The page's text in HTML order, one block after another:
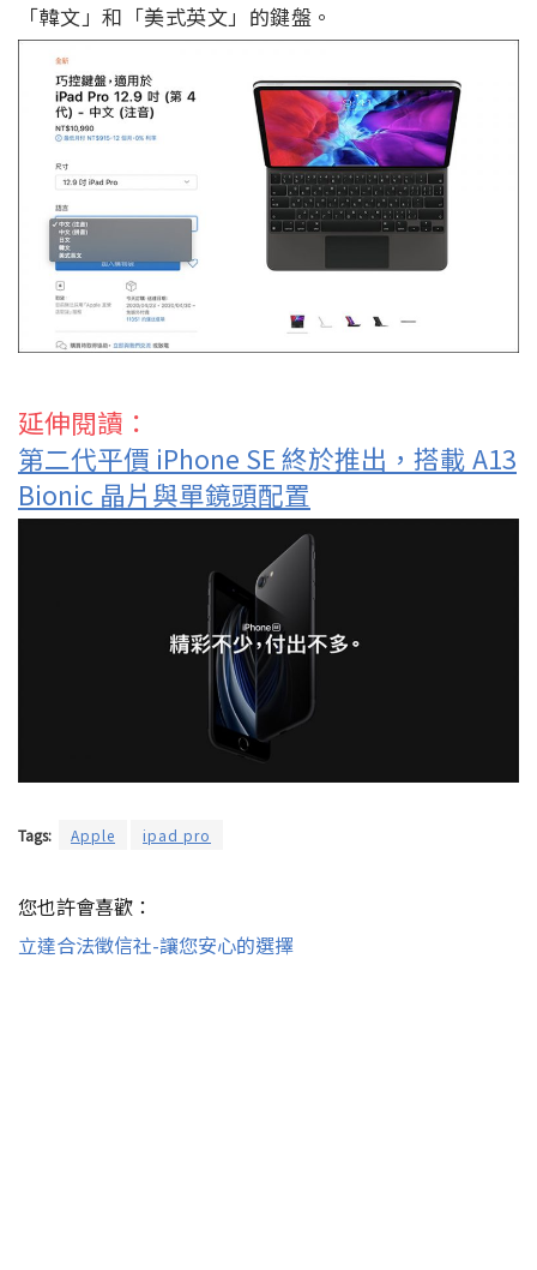
「韓文」和「美式英文」的鍵盤。
延伸閱讀：
第二代平價 iPhone SE 終於推出，搭載 A13
Bionic 晶片與單鏡頭配置
Tags: Apple ipad pro
您也許會喜歡：
立達合法徵信社-讓您安心的選擇